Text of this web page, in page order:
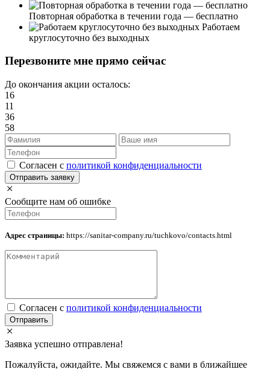
Повторная обработка в течении года — бесплатно
Работаем
круглосуточно без выходных
Перезвоните мне прямо сейчас
До окончания акции осталось:
16
11
36
58
Cогласен с политикой конфиденциальности
Отправить заявку
Сообщите нам об ошибке
Адрес страницы: https://sanitar-company.ru/tuchkovo/contacts.html
Cогласен с политикой конфиденциальности
Отправить
Заявка успешно отправлена!
Пожалуйста, ожидайте. Мы свяжемся с вами в ближайшее